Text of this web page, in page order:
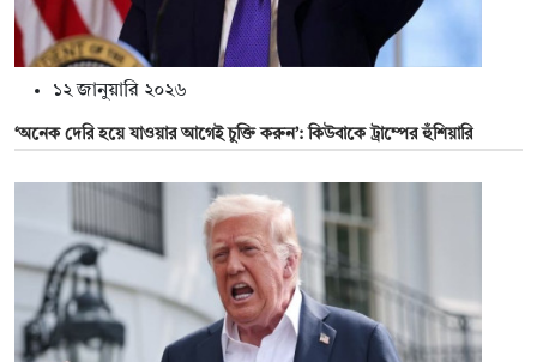
১২ জানুয়ারি ২০২৬
‘অনেক দেরি হয়ে যাওয়ার আগেই চুক্তি করুন’: কিউবাকে ট্রাম্পের হুঁশিয়ারি